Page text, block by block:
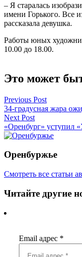
– Я старалась
имени Горького. Все
рассказала девушка.
Работы юных
10.00 до 18.00.
Это может
Навигация
по
записям
Previous Post
34-градусная жара
Next Post
«Оренбург» уступил
Оренбуржье
Смотреть все статьи
Читайте другие
Email адрес *